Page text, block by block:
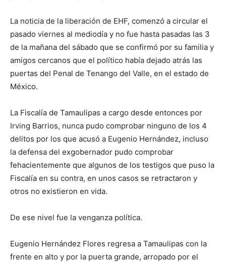
La noticia de la liberación de EHF, comenzó a circular el
pasado viernes al mediodía y no fue hasta pasadas las 3
de la mañana del sábado que se confirmó por su familia y
amigos cercanos que el político había dejado atrás las
puertas del Penal de Tenango del Valle, en el estado de
México.
La Fiscalía de Tamaulipas a cargo desde entonces por
Irving Barrios, nunca pudo comprobar ninguno de los 4
delitos por los que acusó a Eugenio Hernández, incluso
la defensa del exgobernador pudo comprobar
fehacientemente que algunos de los testigos que puso la
Fiscalía en su contra, en unos casos se retractaron y
otros no existieron en vida.
De ese nivel fue la venganza política.
Eugenio Hernández Flores regresa a Tamaulipas con la
frente en alto y por la puerta grande, arropado por el